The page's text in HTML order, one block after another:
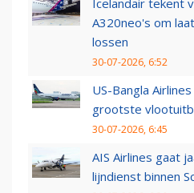
Icelandair tekent
A320neo's om
lossen
30-07-2026, 6:52
US-Bangla
grootste
30-07-2026, 6:45
AIS Airlines gaat
lijndienst binnen